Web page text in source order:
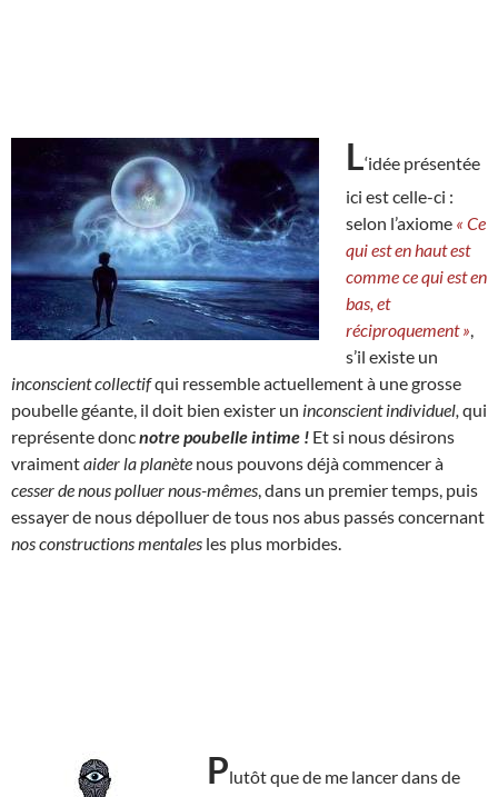
L‘idée présentée
ici est celle-ci :
selon l’axiome « Ce
qui est en haut est
comme ce qui est en
bas, et
réciproquement »
s’il existe un
inconscient collectifqui ressemble actuellement à une grosse
poubelle géante, il doit bien exister un inconscient individuel, qui
représente doncnotre poubelle intime ! Et si nous désirons
vraimentaider la planète nous pouvons déjà commencer à
cesser de nous polluer nous-mêmes , dans un premier temps, puis
essayer de nous dépolluer de tous nos abus passés concernant
nos constructions mentales les plus morbides.
Plutôt que de me lancer dans de